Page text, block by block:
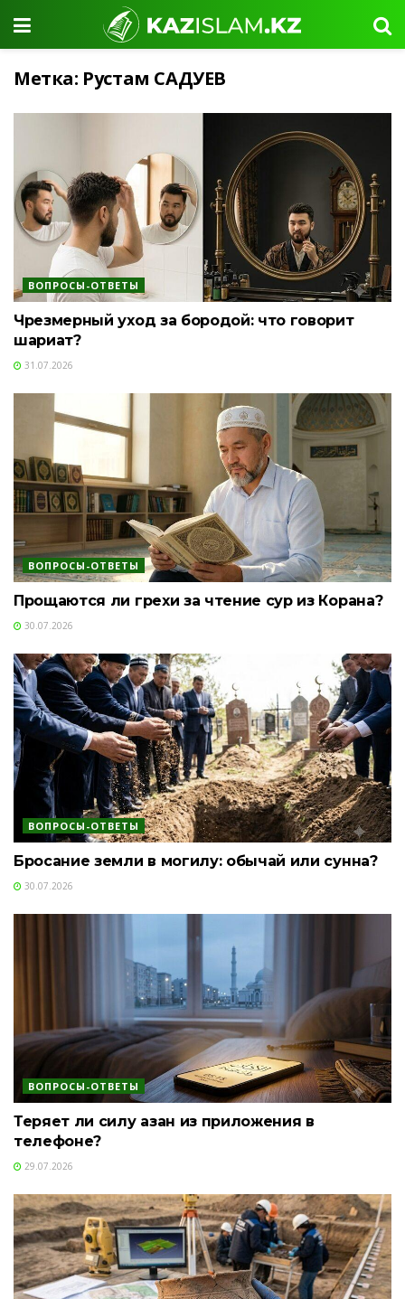
Метка: Рустам САДУЕВ
ВОПРОСЫ-ОТВЕТЫ
Чрезмерный уход за бородой: что говорит
шариат?
31.07.2026
ВОПРОСЫ-ОТВЕТЫ
Прощаются ли грехи за чтение сур из Корана?
30.07.2026
ВОПРОСЫ-ОТВЕТЫ
Бросание земли в могилу: обычай или сунна?
30.07.2026
ВОПРОСЫ-ОТВЕТЫ
Теряет ли силу азан из приложения в
телефоне?
29.07.2026